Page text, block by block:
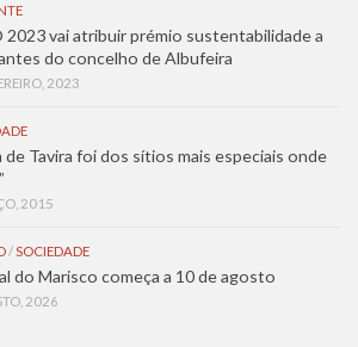
2023 vai atribuir prémio sustentabilidade a
do concelho de Albufeira
2023
de Tavira foi dos sítios mais especiais onde
2015
/SOCIEDADE
do Marisco começa a 10 de agosto
2026